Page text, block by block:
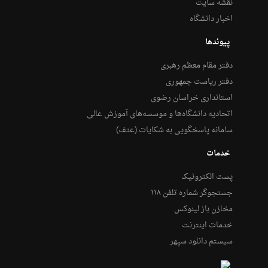
اخبار دانشگاه
پیوندها
دفتر مقام معظم رهبری
دفتر ریاست جمهوری
استانداری خراسان رضوی
اتحادیه دانشگاه‌ها و موسسه‌های آموزش عالی
سامانه پاسخگویی به شکایات (عتف)
خدمات
پست الکترونیک
جستجوگر شماره تلفن ۱۱۸
مخازن باز لینوکس
خدمات اینترنت
سیستم دانلود سپهر